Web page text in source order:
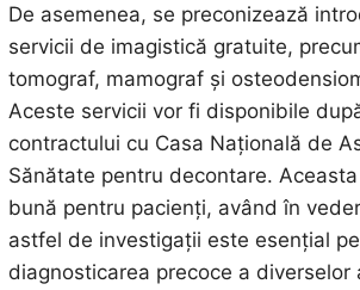
De asemenea, se preconizează
servicii de imagistică gratuite,
tomograf, mamograf și
Aceste servicii vor fi disponibile
contractului cu Casa Națională de
Sănătate pentru decontare.
bună pentru pacienți, având în
astfel de investigații este esențial
diagnosticarea precoce a diverselor